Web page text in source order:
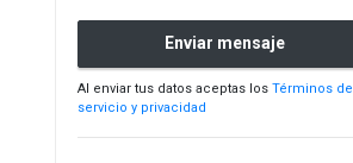
Enviar mensaje
Al enviar tus datos aceptas los Términos de
servicio y privacidad